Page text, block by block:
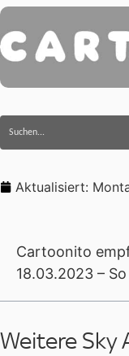
Aktualisiert:
Cartoonito
18.03.2023 – So
Weitere Sky